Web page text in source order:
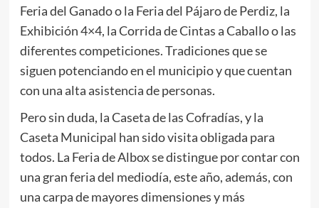
Feria del Ganado o la Feria del Pájaro de Perdiz, la
Exhibición 4×4, la Corrida de Cintas a Caballo o las
diferentes competiciones. Tradiciones que se
siguen potenciando en el municipio y que cuentan
con una alta asistencia de personas.
Pero sin duda, la Caseta de las Cofradías, y la
Caseta Municipal han sido visita obligada para
todos. La Feria de Albox se distingue por contar con
una gran feria del mediodía, este año, además, con
una carpa de mayores dimensiones y más